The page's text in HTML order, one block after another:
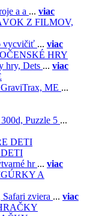
a a ... viac
Z FILMOV,
vycvičiť ... viac
HRY
hry, Dets ... viac
ME ...
Puzzle 5 ...
hr ... viac
A
Safari zviera ... viac